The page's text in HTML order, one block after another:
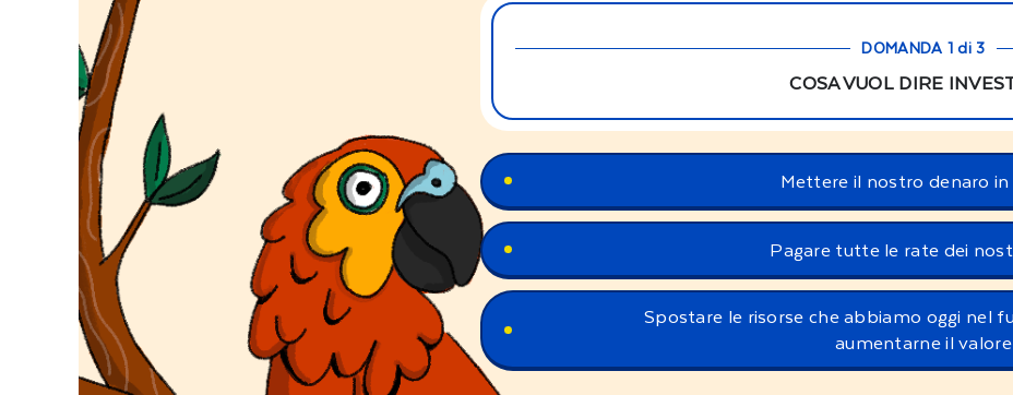
DOMANDA 1 di 3
COSA VUOL DIRE
Mettere il nostro denaro
Pagare tutte le rate dei
Spostare le risorse che abbiamo oggi nel
aumentarne il valore